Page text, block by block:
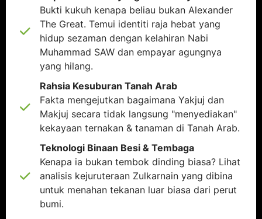
Bukti kukuh kenapa beliau bukan Alexander
The Great. Temui identiti raja hebat yang
hidup sezaman dengan kelahiran Nabi
Muhammad SAW dan empayar agungnya
yang hilang.
Rahsia Kesuburan Tanah Arab
Fakta mengejutkan bagaimana Yakjuj dan
Makjuj secara tidak langsung "menyediakan"
kekayaan ternakan & tanaman di Tanah Arab.
Teknologi Binaan Besi & Tembaga
Kenapa ia bukan tembok dinding biasa? Lihat
analisis kejuruteraan Zulkarnain yang dibina
untuk menahan tekanan luar biasa dari perut
bumi.